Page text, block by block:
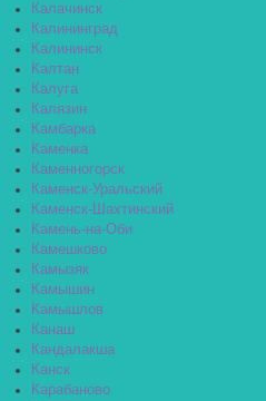
Калачинск
Калининград
Калининск
Калтан
Калуга
Калязин
Камбарка
Каменка
Каменногорск
Каменск-Уральский
Каменск-Шахтинский
Камень-на-Оби
Камешково
Камызяк
Камышин
Камышлов
Канаш
Кандалакша
Канск
Карабаново